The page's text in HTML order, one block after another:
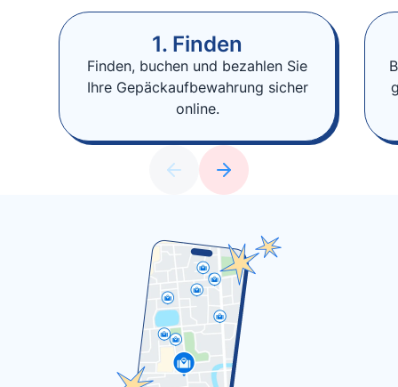
1. Finden
Finden, buchen und bezahlen Sie
Ihre Gepäckaufbewahrung sicher
online.